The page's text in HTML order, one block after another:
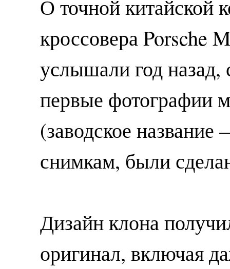
О точной китайской
кроссовера Porsche
услышали год назад,
первые фотографии
(заводское
снимкам, были
Дизайн клона
оригинал, включая